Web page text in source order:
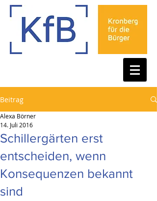
Beitrag
Schillergärten erst
entscheiden, wenn
Konsequenzen bekannt
sind
Alexa Börner
14. Juli 2016